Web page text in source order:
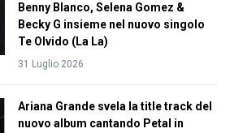
Benny Blanco, Selena Gomez &
Becky G insieme nel nuovo singolo
Te Olvido (La La)
31 Luglio 2026
Ariana Grande svela la title track del
nuovo album cantando Petal in